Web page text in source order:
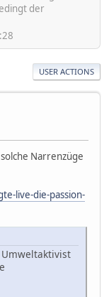
der
USER ACTIONS
Narrenzüge
live-die-passion-
Umweltaktivist